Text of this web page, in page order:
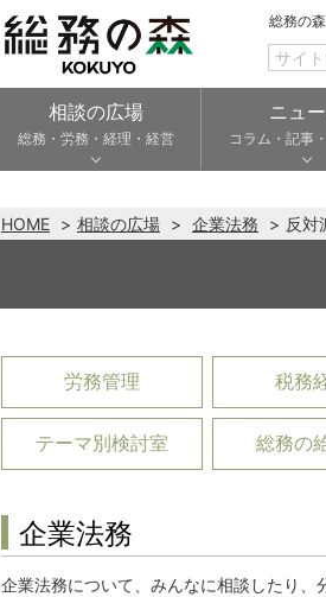
総務の
相談の広場
総務・労務・経理・経営
ニュ
コラム・記事
HOME 相談の広場 企業法務 反対
労務管理 税務
テーマ別検討室 総務の
企業法務
企業法務について、みんなに相談したり、